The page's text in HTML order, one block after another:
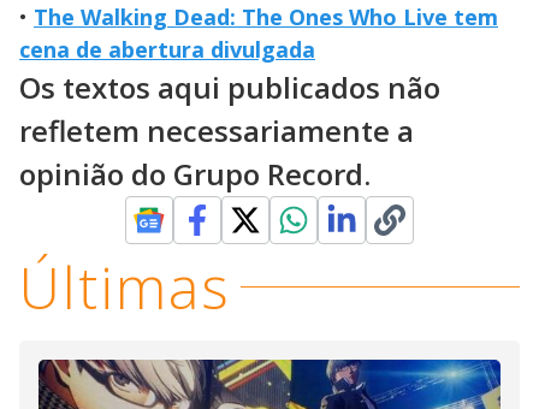
• The Walking Dead: The Ones Who Live tem
cena de abertura divulgada
Os textos aqui publicados não
refletem necessariamente a
opinião do Grupo Record.
Últimas